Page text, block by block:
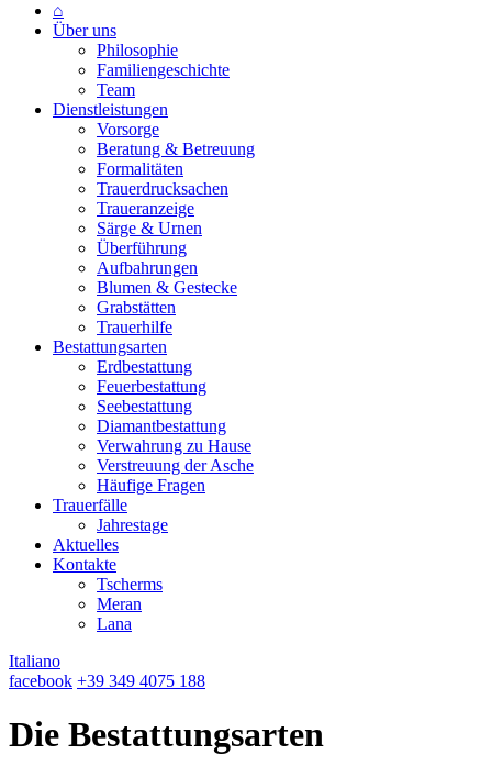
⌂
Über uns
Philosophie
Familiengeschichte
Team
Dienstleistungen
Vorsorge
Beratung & Betreuung
Formalitäten
Trauerdrucksachen
Traueranzeige
Särge & Urnen
Überführung
Aufbahrungen
Blumen & Gestecke
Grabstätten
Trauerhilfe
Bestattungsarten
Erdbestattung
Feuerbestattung
Seebestattung
Diamantbestattung
Verwahrung zu Hause
Verstreuung der Asche
Häufige Fragen
Trauerfälle
Jahrestage
Aktuelles
Kontakte
Tscherms
Meran
Lana
Italiano
facebook +39 349 4075 188
Die Bestattungsarten